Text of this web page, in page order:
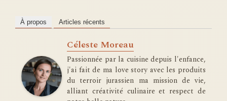
À propos Articles récents
Céleste Moreau
Passionnée par la cuisine depuis l'enfance,
j'ai fait de ma love story avec les produits
du terroir jurassien ma mission de vie,
alliant créativité culinaire et respect de